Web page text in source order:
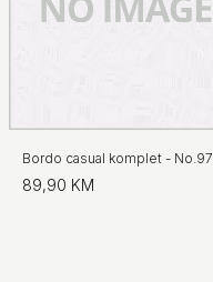
Bordo casual komplet - No.97
89,90 KM